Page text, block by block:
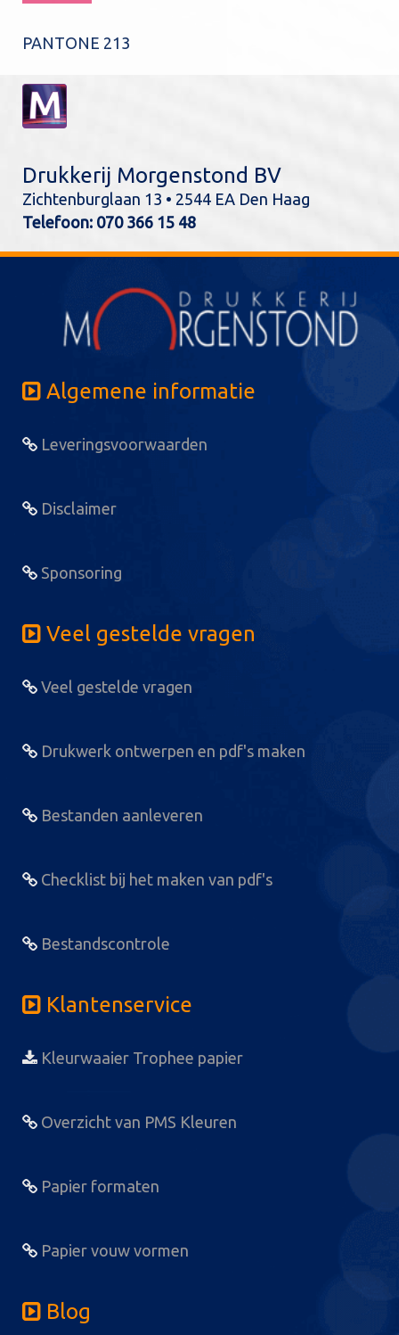
PANTONE 213
Drukkerij Morgenstond BV
Zichtenburglaan 13 • 2544 EA Den Haag
Telefoon: 070 366 15 48
Algemene informatie
Leveringsvoorwaarden
Disclaimer
Sponsoring
Veel gestelde vragen
Veel gestelde vragen
Drukwerk ontwerpen en pdf's maken
Bestanden aanleveren
Checklist bij het maken van pdf's
Bestandscontrole
Klantenservice
Kleurwaaier Trophee papier
Overzicht van PMS Kleuren
Papier formaten
Papier vouw vormen
Blog